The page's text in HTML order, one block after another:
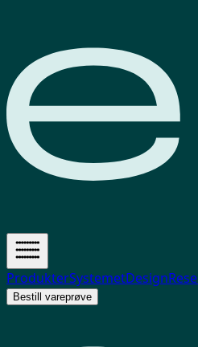
ProdukterSystemetDesign
Bestill vareprøve